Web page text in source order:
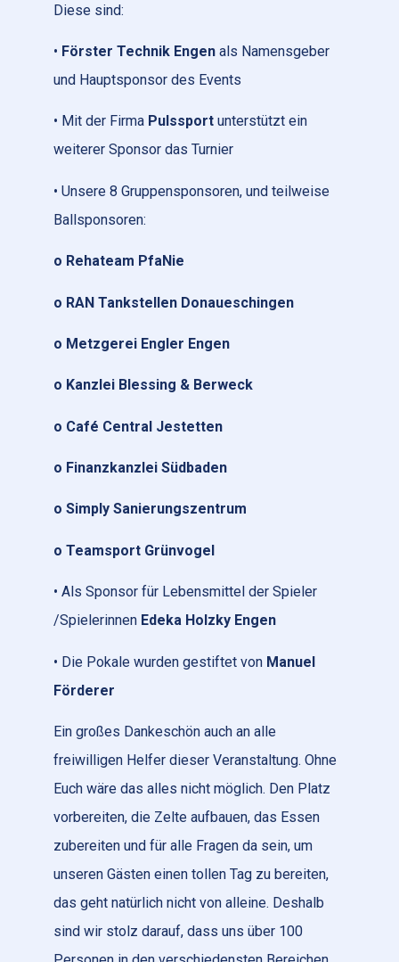
Diese sind:
• Förster Technik Engen als Namensgeber
und Hauptsponsor des Events
• Mit der Firma Pulssport unterstützt ein
weiterer Sponsor das Turnier
• Unsere 8 Gruppensponsoren, und teilweise
Ballsponsoren:
o Rehateam PfaNie
o RAN Tankstellen Donaueschingen
o Metzgerei Engler Engen
o Kanzlei Blessing & Berweck
o Café Central Jestetten
o Finanzkanzlei Südbaden
o Simply Sanierungszentrum
o Teamsport Grünvogel
• Als Sponsor für Lebensmittel der Spieler
/Spielerinnen Edeka Holzky Engen
• Die Pokale wurden gestiftet von Manuel
Förderer
Ein großes Dankeschön auch an alle
freiwilligen Helfer dieser Veranstaltung. Ohne
Euch wäre das alles nicht möglich. Den Platz
vorbereiten, die Zelte aufbauen, das Essen
zubereiten und für alle Fragen da sein, um
unseren Gästen einen tollen Tag zu bereiten,
das geht natürlich nicht von alleine. Deshalb
sind wir stolz darauf, dass uns über 100